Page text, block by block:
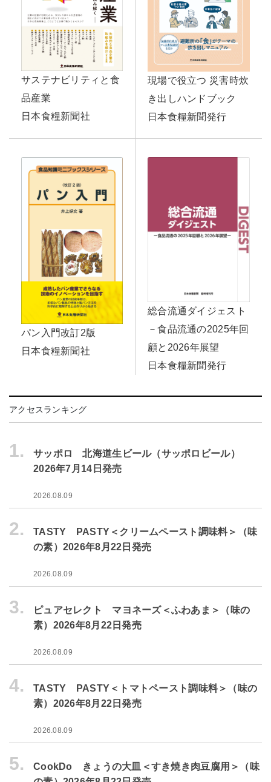
サステナビリティと食
品産業
日本食糧新聞社
現場で役立つ 災害時炊
き出しハンドブック
日本食糧新聞発行
パン入門改訂2版
日本食糧新聞社
総合流通ダイジェスト
－食品流通の2025年回
顧と2026年展望
日本食糧新聞発行
アクセスランキング
1.
サッポロ 北海道生ビール（サッポロビール）
2026年7月14日発売
2026.08.09
2.
TASTY PASTY＜クリームペースト調味料＞（味
の素）2026年8月22日発売
2026.08.09
3.
ピュアセレクト マヨネーズ＜ふわあま＞（味の
素）2026年8月22日発売
2026.08.09
4.
TASTY PASTY＜トマトペースト調味料＞（味の
素）2026年8月22日発売
2026.08.09
5.
CookDo きょうの大皿＜すき焼き肉豆腐用＞（味